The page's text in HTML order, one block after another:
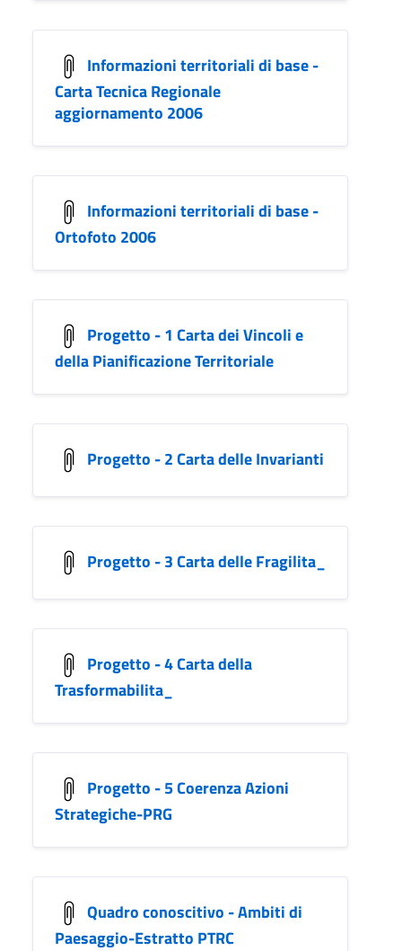
Informazioni territoriali di base -
Carta Tecnica Regionale
aggiornamento 2006
Informazioni territoriali di base -
Ortofoto 2006
Progetto - 1 Carta dei Vincoli e
della Pianificazione Territoriale
Progetto - 2 Carta delle Invarianti
Progetto - 3 Carta delle Fragilita_
Progetto - 4 Carta della
Trasformabilita_
Progetto - 5 Coerenza Azioni
Strategiche-PRG
Quadro conoscitivo - Ambiti di
Paesaggio-Estratto PTRC